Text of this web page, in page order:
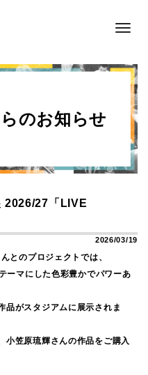
Toggle
のお知らせ
2026/27「LIVE
2026/03/19
とのプロジェクトでは、
ーマにした色彩豊かでパワーあ
品がスタジアムに展示されま
小笠原琉輝さんの作品をご購入